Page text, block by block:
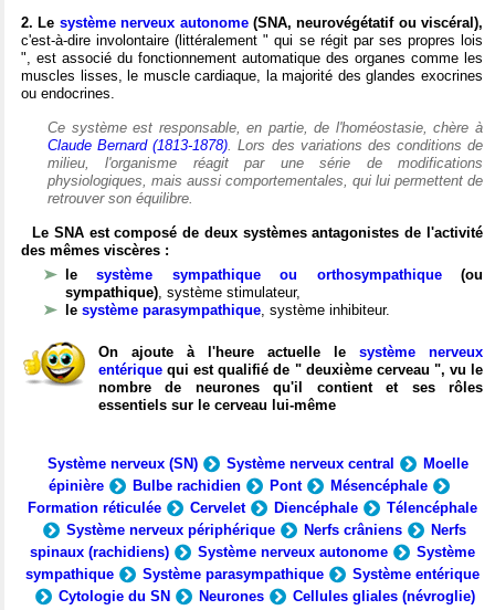
2. Le système nerveux autonome(SNA, neurovégétatif ou viscéral),
c'est-à-dire involontaire (littéralement " qui se régit par ses propres lois
", est associé du fonctionnement automatique des organes comme les
muscles lisses, le muscle cardiaque, la majorité des glandes exocrines
ou endocrines.
Ce système est responsable, en partie, de l'homéostasie, chère à
Claude Bernard (1813-1878). Lors des variations des conditions de
milieu, l'organisme réagit par une série de modifications
physiologiques, mais aussi comportementales, qui lui permettent de
retrouver son équilibre.
Le SNA est composé de deux systèmes antagonistes de l'activité
des mêmes viscères :
lesystème sympathique ou orthosympathique(ou
sympathique), système stimulateur,
le système parasympathique, système inhibiteur.
On ajoute à l'heure actuelle le système nerveux
entérique qui est qualifié de " deuxième cerveau ", vu le
nombre de neurones qu'il contient et ses rôles
essentiels sur le cerveau lui-même
Système nerveux (SN) Système nerveux central
Moelle
épinière
Bulbe rachidien Pont
Mésencéphale
Formation réticulée
Cervelet Diencéphale
Télencéphale
Système nerveux périphérique
Nerfs crâniens
Nerfs
spinaux (rachidiens)
Système nerveux autonome
Système
sympathique
Système parasympathique
Système entérique
Cytologie du SN
Neurones
Cellules gliales (névroglie)